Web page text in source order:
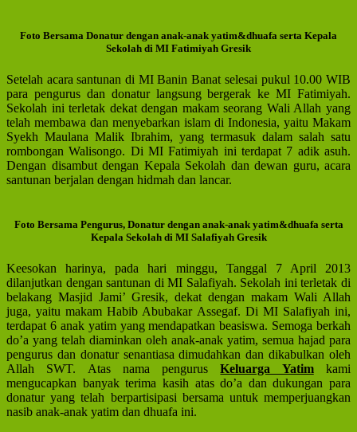
Foto Bersama Donatur dengan anak-anak yatim&dhuafa serta Kepala
Sekolah di MI Fatimiyah Gresik
Setelah acara santunan di MI Banin Banat selesai pukul 10.00 WIB
para pengurus dan donatur langsung bergerak ke MI Fatimiyah.
Sekolah ini terletak dekat dengan makam seorang Wali Allah yang
telah membawa dan menyebarkan islam di Indonesia, yaitu Makam
Syekh Maulana Malik Ibrahim, yang termasuk dalam salah satu
rombongan Walisongo. Di MI Fatimiyah ini terdapat 7 adik asuh.
Dengan disambut dengan Kepala Sekolah dan dewan guru, acara
santunan berjalan dengan hidmah dan lancar.
Foto Bersama Pengurus, Donatur dengan anak-anak yatim&dhuafa serta
Kepala Sekolah di MI Salafiyah Gresik
Keesokan harinya, pada hari minggu, Tanggal 7 April 2013
dilanjutkan dengan santunan di MI Salafiyah. Sekolah ini terletak di
belakang Masjid Jami’ Gresik, dekat dengan makam Wali Allah
juga, yaitu makam Habib Abubakar Assegaf. Di MI Salafiyah ini,
terdapat 6 anak yatim yang mendapatkan beasiswa. Semoga berkah
do’a yang telah diaminkan oleh anak-anak yatim, semua hajad para
pengurus dan donatur senantiasa dimudahkan dan dikabulkan oleh
Allah SWT. Atas nama pengurusKeluarga Yatimkami
mengucapkan banyak terima kasih atas do’a dan dukungan para
donatur yang telah berpartisipasi bersama untuk memperjuangkan
nasib anak-anak yatim dan dhuafa ini.